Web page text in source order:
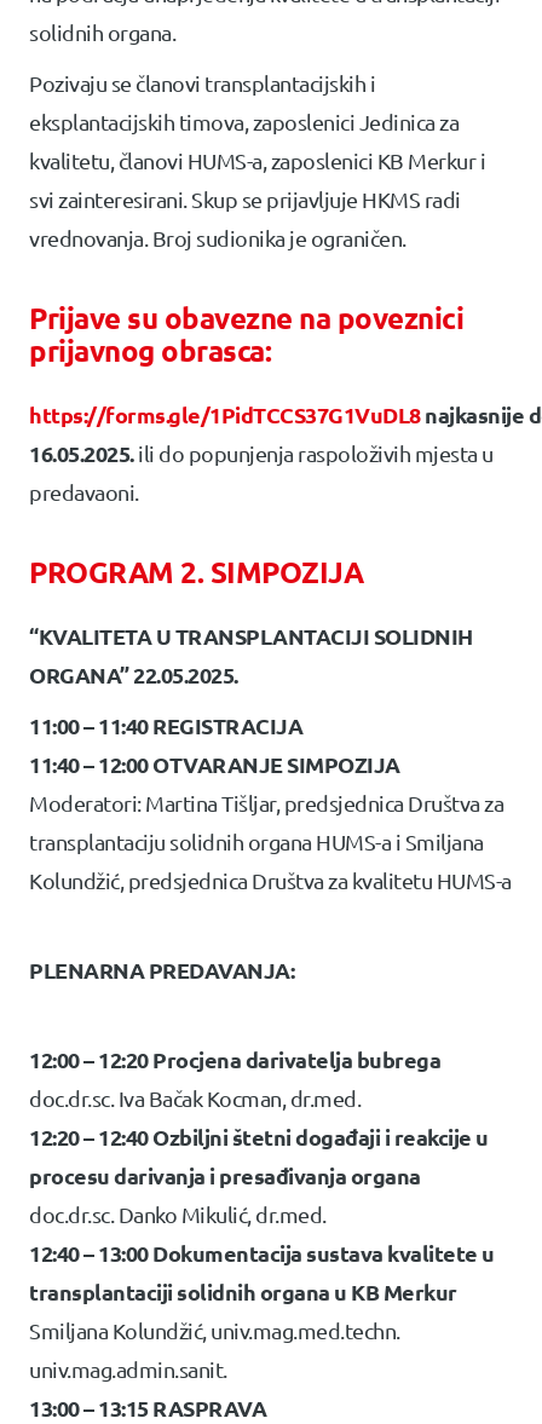
solidnih organa.
Pozivaju se članovi transplantacijskih i
eksplantacijskih timova, zaposlenici Jedinica za
kvalitetu, članovi HUMS-a, zaposlenici KB Merkur i
svi zainteresirani. Skup se prijavljuje HKMS radi
vrednovanja. Broj sudionika je ograničen.
Prijave su obavezne na poveznici
prijavnog obrasca:
https://forms.gle/1PidTCCS37G1VuDL8najkasnije
16.05.2025.ili do popunjenja raspoloživih mjesta u
predavaoni.
PROGRAM 2. SIMPOZIJA
“KVALITETA U TRANSPLANTACIJI SOLIDNIH
ORGANA” 22.05.2025.
11:00 – 11:40 REGISTRACIJA
11:40 – 12:00 OTVARANJE SIMPOZIJA
Moderatori: Martina Tišljar, predsjednica Društva za
transplantaciju solidnih organa HUMS-a i Smiljana
Kolundžić, predsjednica Društva za kvalitetu HUMS-a
PLENARNA PREDAVANJA:
12:00 – 12:20 Procjena darivatelja bubrega
doc.dr.sc. Iva Bačak Kocman, dr.med.
12:20 – 12:40 Ozbiljni štetni događaji i reakcije u
procesu darivanja i presađivanja organa
doc.dr.sc. Danko Mikulić, dr.med.
12:40 – 13:00 Dokumentacija sustava kvalitete u
transplantaciji solidnih organa u KB Merkur
Smiljana Kolundžić, univ.mag.med.techn.
univ.mag.admin.sanit.
13:00 – 13:15 RASPRAVA